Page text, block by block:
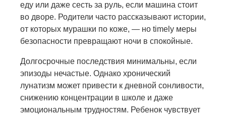
еду или даже сесть за руль, если машина стоит
во дворе. Родители часто рассказывают истории,
от которых мурашки по коже, — но timely меры
безопасности превращают ночи в спокойные.
Долгосрочные последствия минимальны, если
эпизоды нечастые. Однако хронический
лунатизм может привести к дневной сонливости,
снижению концентрации в школе и даже
эмоциональным трудностям. Ребенок чувствует